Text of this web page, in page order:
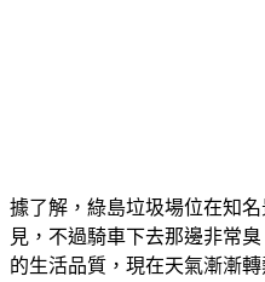
據了解，綠島垃圾場位在知
見，不過騎車下去那邊非常
的生活品質，現在天氣漸漸